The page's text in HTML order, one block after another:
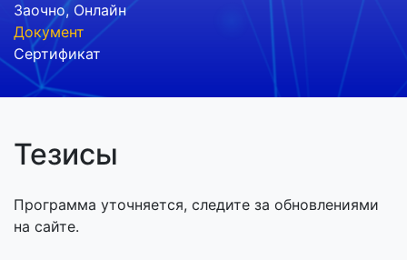
Заочно, Онлайн
Документ
Сертификат
Тезисы
Программа уточняется, следите за обновлениями
на сайте.